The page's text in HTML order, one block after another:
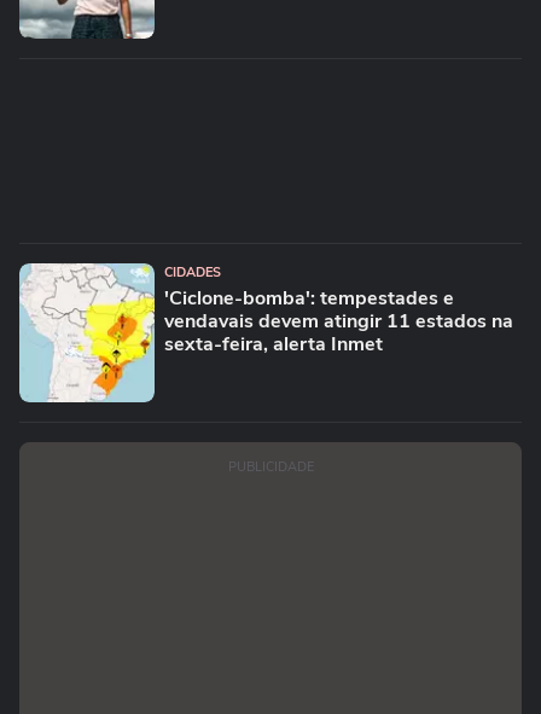
CIDADES
'Ciclone-bomba': tempestades e
vendavais devem atingir 11 estados na
sexta-feira, alerta Inmet
PUBLICIDADE